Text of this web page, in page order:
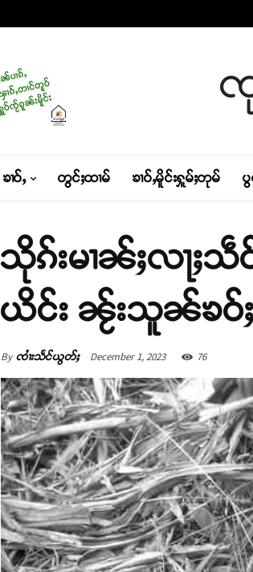
ၸု
ၶၢဝ်ႇ တွင်ႈထၢမ် ၶၢဝ်ႇမိူင်းႁူမ်ႈတုမ် ပွ
သိုၵ်းမၢၼ်ႈလႃႈသဵ
ယိင်း ၼႂ်းသူၼ်ၶဝ်ႈ
By ၸၢႆးသႅင်ယွတ်ႈ December 1, 2023 76